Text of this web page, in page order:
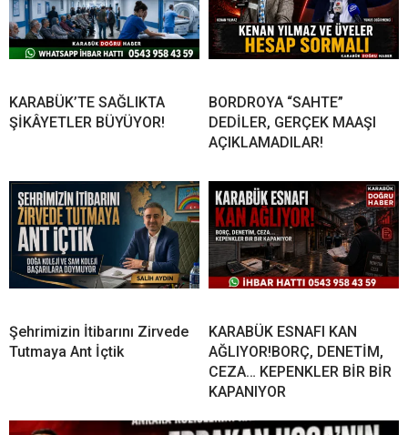
KARABÜK’TE SAĞLIKTA
ŞİKÂYETLER BÜYÜYOR!
BORDROYA “SAHTE”
DEDİLER, GERÇEK MAAŞI
AÇIKLAMADILAR!
Şehrimizin İtibarını Zirvede
Tutmaya Ant İçtik
KARABÜK ESNAFI KAN
AĞLIYOR!BORÇ, DENETİM,
CEZA… KEPENKLER BİR BİR
KAPANIYOR